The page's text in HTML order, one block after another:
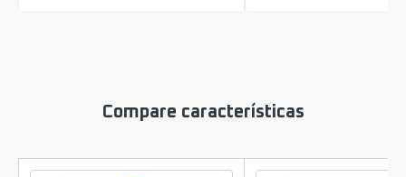
Compare características